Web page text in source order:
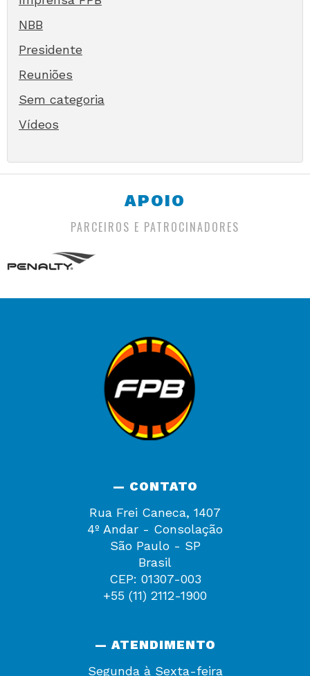
NBB
Presidente
Reuniões
Sem categoria
Vídeos
APOIO
PARCEIROS E PATROCINADORES
— CONTATO
Rua Frei Caneca, 1407
4º Andar - Consolação
São Paulo - SP
Brasil
CEP: 01307-003
+55 (11) 2112-1900
— ATENDIMENTO
Segunda à Sexta-feira